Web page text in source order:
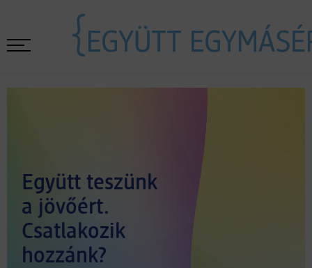
Együtt teszünk
a jövőért.
Csatlakozik
hozzánk?